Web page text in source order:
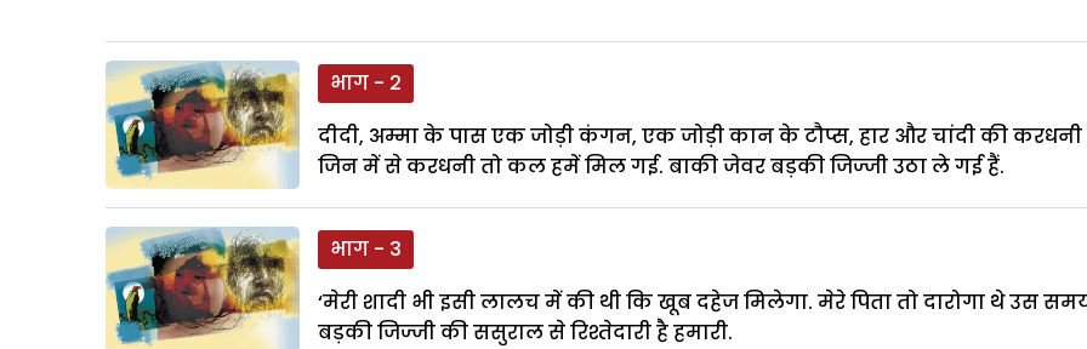
भाग - 2
दीदी, अम्मा के पास एक जोड़ी कंगन, एक जोड़ी कान के टौप्स, हार और चांदी की करधनी
जिन में से करधनी तो कल हमें मिल गई. बाकी जेवर बड़की जिज्जी उठा ले गई हैं.
भाग - 3
‘मेरी शादी भी इसी लालच में की थी कि खूब दहेज मिलेगा. मेरे पिता तो दारोगा थे उस
बड़की जिज्जी की ससुराल से रिश्तेदारी है हमारी.